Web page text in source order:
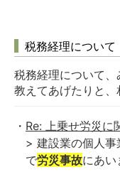
税務経理について
税務経理について
教えてあげたりと、
Re: 上乗せ労災に
> 建設業の個人
で労災事故にあい